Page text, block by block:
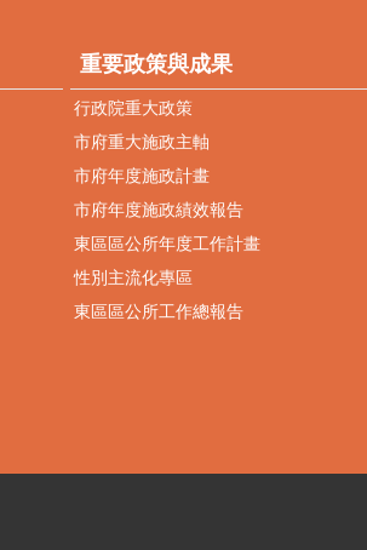
重要政策與成果
行政院重大政策
市府重大施政主軸
市府年度施政計畫
市府年度施政績效報告
東區區公所年度工作計畫
性別主流化專區
東區區公所工作總報告